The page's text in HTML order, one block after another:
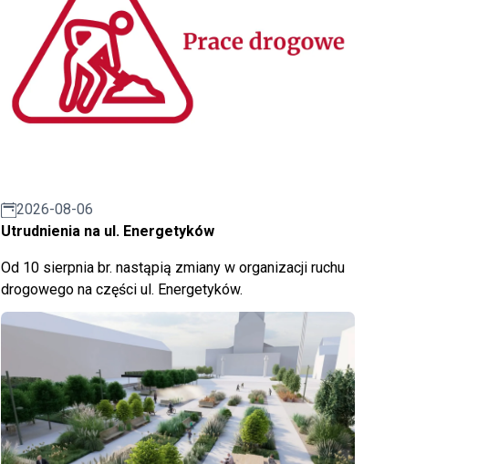
2026-08-06
Utrudnienia na ul. Energetyków
Od 10 sierpnia br. nastąpią zmiany w organizacji ruchu
drogowego na części ul. Energetyków.